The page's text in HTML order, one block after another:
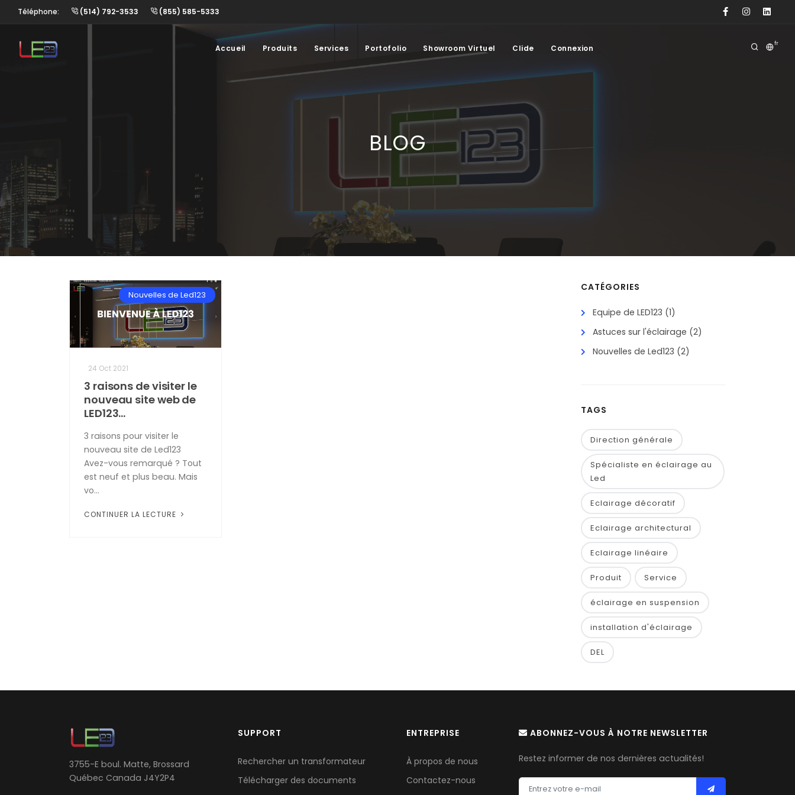
Téléphone: (514) 792-3533 (855) 585-5333
fr
Accueil Produits Services Portofolio Showroom Virtuel Clide Connexion
BLOG
Nouvelles de Led123
24 Oct 2021
3 raisons de visiter le
nouveau site web de
LED123...
3 raisons pour visiter le
nouveau site de Led123
Avez-vous remarqué ? Tout
est neuf et plus beau. Mais
vo...
CONTINUER LA LECTURE
CATÉGORIES
Equipe de LED123 (1)
Astuces sur l'éclairage (2)
Nouvelles de Led123 (2)
TAGS
Direction générale
Spécialiste en éclairage au
Led
Eclairage décoratif
Eclairage architectural
Eclairage linéaire
Produit Service
éclairage en suspension
installation d'éclairage
DEL
3755-E boul. Matte, Brossard
Québec Canada J4Y2P4
SUPPORT
Rechercher un transformateur
Télécharger des documents
ENTREPRISE
À propos de nous
Contactez-nous
ABONNEZ-VOUS À NOTRE NEWSLETTER
Restez informer de nos dernières actualités!